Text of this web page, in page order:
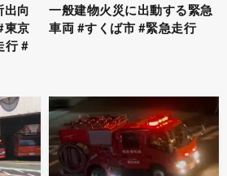
出向
東京
行 #
一般建物火災に出動する緊急
車両 #すくば市 #緊急走行